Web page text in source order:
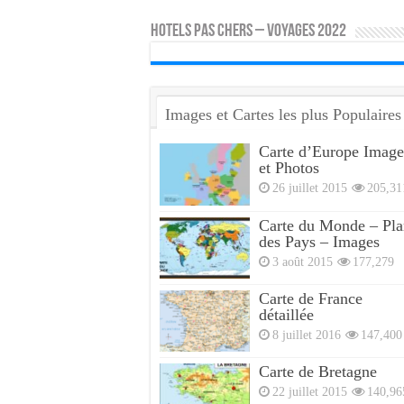
HOTELS PAS CHERS – VOYAGES 2022
Images et Cartes les plus Populaires
Carte d’Europe
et Photos
26 juillet 2015
Carte du Monde –
des Pays – Images
3 août 2015 177,279
Carte de France
détaillée
8 juillet 2016 147,400
Carte de Bretagne
22 juillet 2015